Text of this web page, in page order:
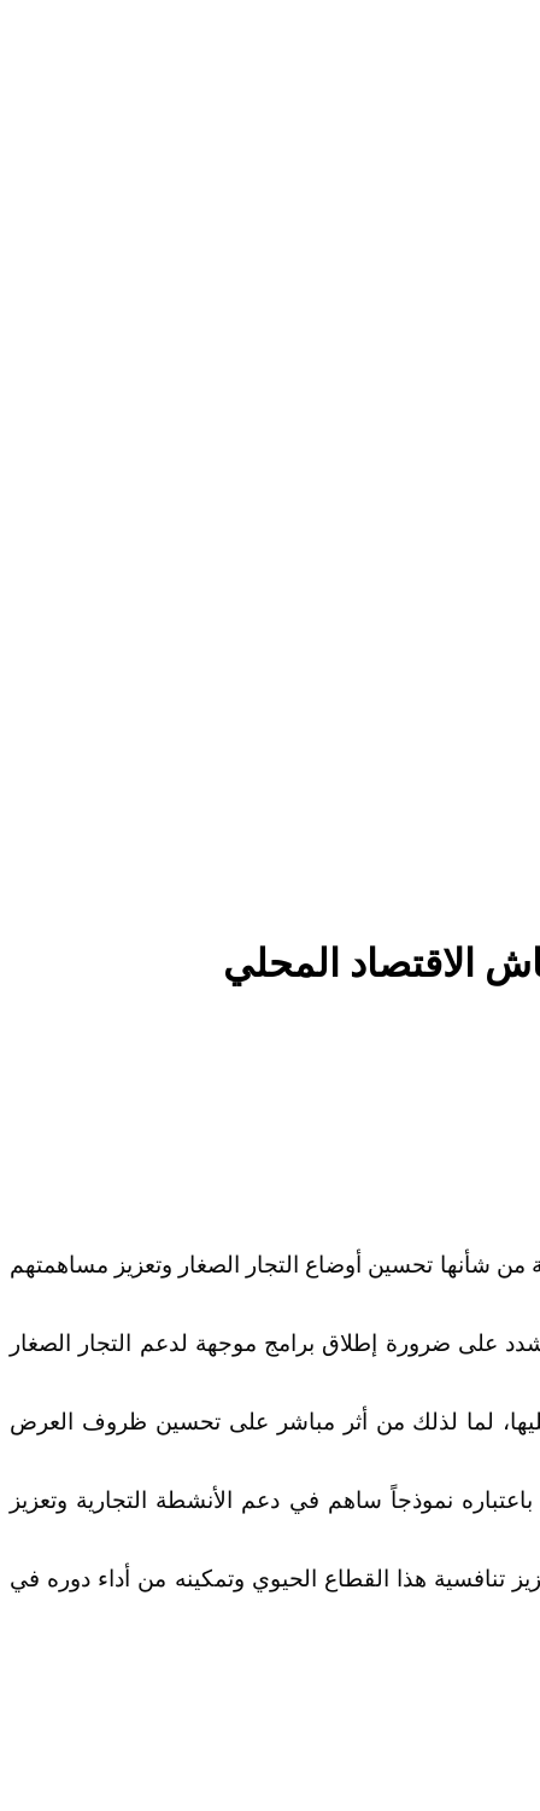
الاقتصاد المحلي
من شأنها تحسين أوضاع التجار الصغار وتعزيز مساهمتهم
على ضرورة إطلاق برامج موجهة لدعم التجار الصغار
عليها، لما لذلك من أثر مباشر على تحسين ظروف العرض
نموذجاً ساهم في دعم الأنشطة التجارية وتعزيز
تنافسية هذا القطاع الحيوي وتمكينه من أداء دوره في